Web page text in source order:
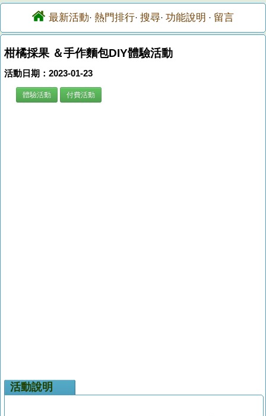
最新活動· 熱門排行· 搜尋· 功能說明 · 留言
柑橘採果 ＆手作麵包DIY體驗活動
活動日期：2023-01-23
體驗活動 付費活動
活動說明